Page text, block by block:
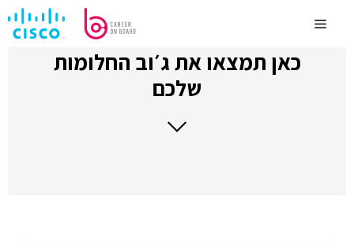
לתוכןMenu
כאן תמצאו את ג׳וב החלומות
שלכם